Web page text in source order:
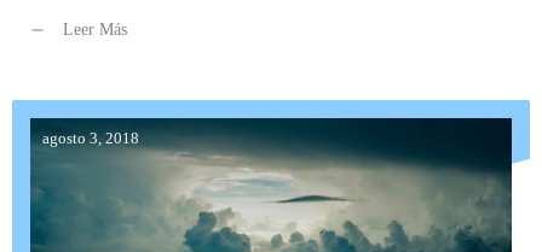
Leer Más
agosto 3, 2018